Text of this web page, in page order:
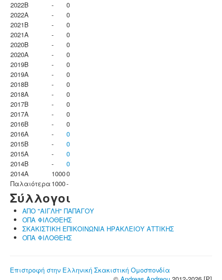
2022B
-
0
2022A
-
0
2021B
-
0
2021A
-
0
2020B
-
0
2020A
-
0
2019B
-
0
2019A
-
0
2018B
-
0
2018A
-
0
2017B
-
0
2017A
-
0
2016B
-
0
2016A
-
0
2015B
-
0
2015A
-
0
2014B
-
0
2014A
10000
Παλαιότερα 1000-
Σύλλογοι
ΑΠΟ "ΑΙΓΛΗ" ΠΑΠΑΓΟΥ
ΟΠΑ ΦΙΛΟΘΕΗΣ
ΣΚΑΚΙΣΤΙΚΗ ΕΠΙΚΟΙΝΩΝΙΑ ΗΡΑΚΛΕΙΟΥ ΑΤΤΙΚΗΣ
ΟΠΑ ΦΙΛΟΘΕΗΣ
Επιστροφή στην Ελληνική Σκακιστική Ομοσπονδία